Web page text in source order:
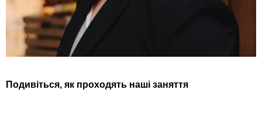
Подивіться, як проходять наші заняття